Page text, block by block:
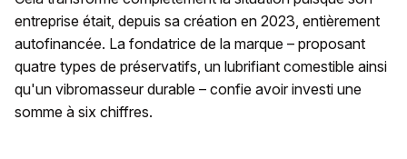
entreprise était, depuis sa création en 2023, entièrement
autofinancée. La fondatrice de la marque – proposant
quatre types de préservatifs, un lubrifiant comestible ainsi
qu'un vibromasseur durable – confie avoir investi une
somme à six chiffres.